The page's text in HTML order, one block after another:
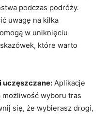
podczas podróży.
uwagę na kilka
w ‍uniknięciu
które warto
⁤uczęszczane: Aplikacje
wyboru tras
się, że​ wybierasz drogi,